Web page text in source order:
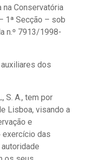
na Conservatória
1ª Secção – sob
n.º 7913/1998-
dos
S. A., tem por
Lisboa, visando a
e
exercício das